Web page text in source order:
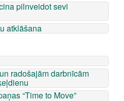
pilnveidot sevi
atklāšana
radošajām darbnīcām
“Time to Move”